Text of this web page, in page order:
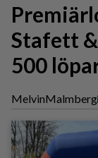
Stafett
500
MelvinMalmberg